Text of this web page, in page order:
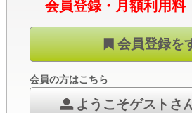
会員登録・月額利用
会員登録を
会員の方はこちら
ようこそゲストさ